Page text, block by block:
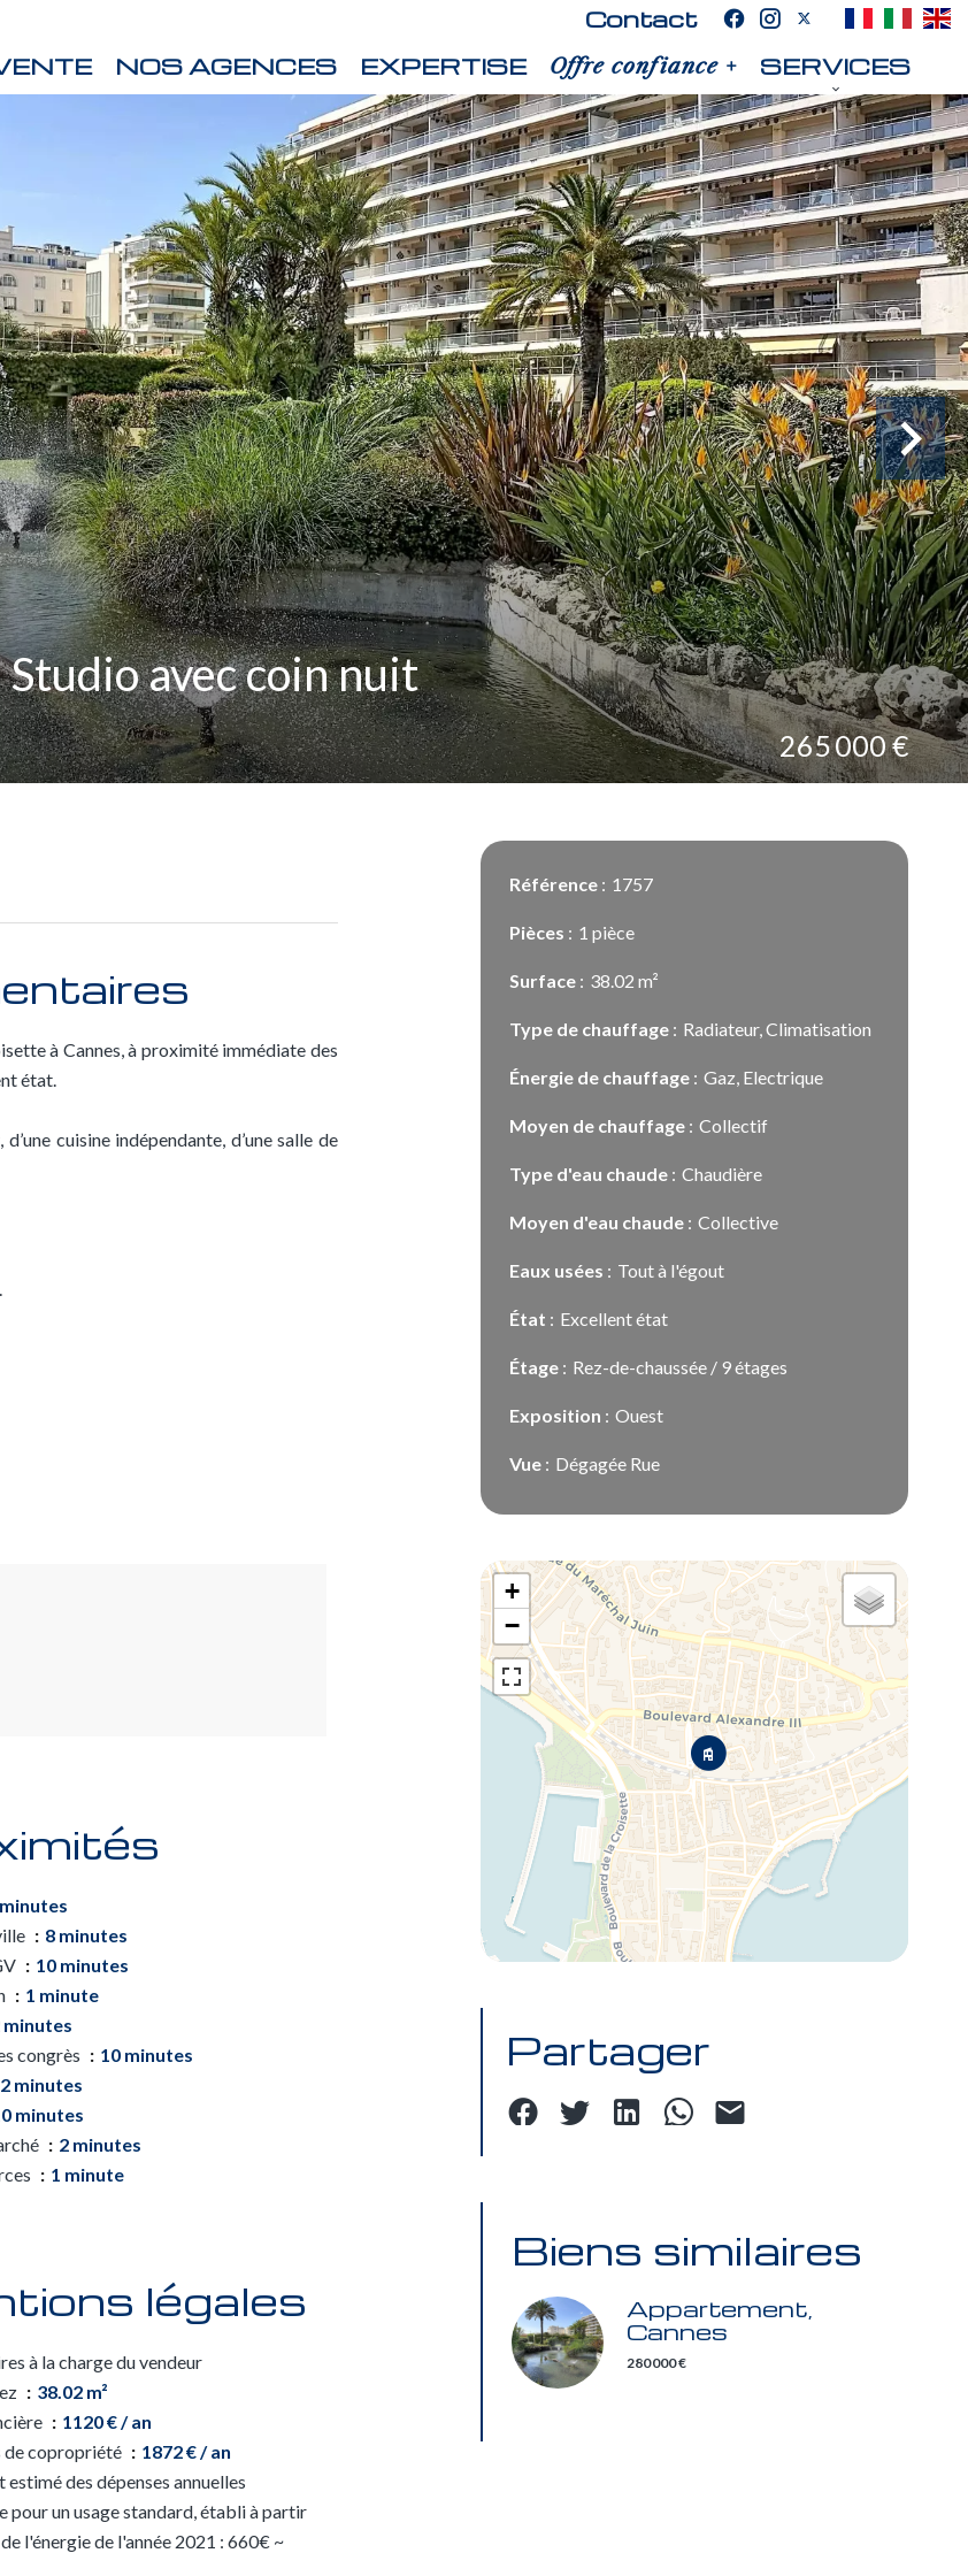
Contact
NOS AGENCES EXPERTISE Offre confiance + SERVICES
avec coin nuit
265 000 €
à Cannes, à proximité immédiate des
état.
cuisine indépendante, d’une salle de
8 minutes
10 minutes
1 minute
minutes
congrès
10 minutes
2 minutes
minutes
2 minutes
1 minute
légales
à la charge du vendeur
38.02 m²
1120 € / an
de copropriété
1872 € / an
des dépenses annuelles
pour un usage standard, établi à partir
l'énergie de l'année 2021 : 660€ ~
Référence 1757
Pièces 1 pièce
Surface 38.02 m²
Type de chauffage Radiateur, Climatisation
Énergie de chauffage Gaz, Electrique
Moyen de chauffage Collectif
Type d'eau chaude Chaudière
Moyen d'eau chaude Collective
Eaux usées Tout à l'égout
État Excellent état
Étage Rez-de-chaussée / 9 étages
Exposition Ouest
Vue Dégagée Rue
+
−
Partager
Biens similaires
Appartement,
Cannes
280 000 €